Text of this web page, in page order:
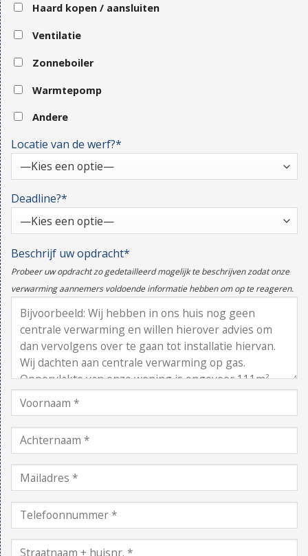
Haard kopen / aansluiten
Ventilatie
Zonneboiler
Warmtepomp
Andere
Locatie van de werf?*
Deadline?*
Beschrijf uw opdracht*
Probeer uw opdracht zo gedetailleerd mogelijk te beschrijven zodat onze
verwarming aannemers voldoende informatie hebben om op te reageren.